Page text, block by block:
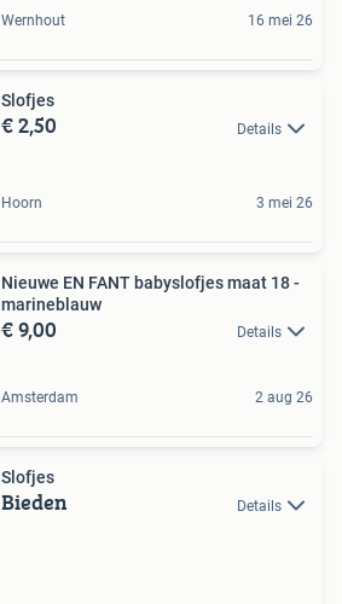
Wernhout 16 mei 26
Slofjes
€ 2,50 Details
Hoorn 3 mei 26
Nieuwe EN FANT babyslofjes maat 18 -
marineblauw
€ 9,00 Details
Amsterdam 2 aug 26
Slofjes
Bieden Details